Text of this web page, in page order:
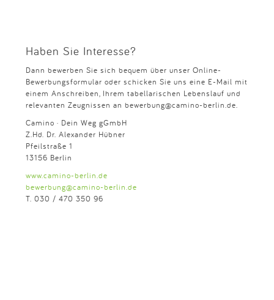
Haben Sie Interesse?
Dann bewerben Sie sich bequem über unser Online-
Bewerbungsformular oder schicken Sie uns eine E-Mail mit
einem Anschreiben, Ihrem tabellarischen Lebenslauf und
relevanten Zeugnissen an bewerbung@camino-berlin.de.
Camino · Dein Weg gGmbH
Z.Hd. Dr. Alexander Hübner
Pfeilstraße 1
13156 Berlin
www.camino-berlin.de
bewerbung@camino-berlin.de
T. 030 / 470 350 96